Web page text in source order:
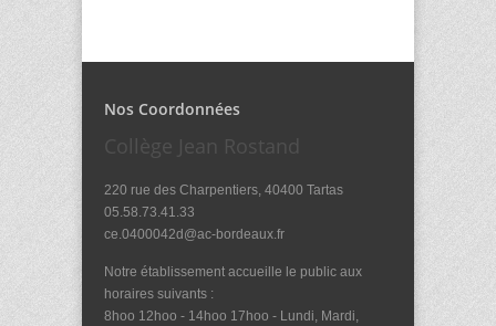
Nos Coordonnées
Collège Jean Rostand
220 rue des Charpentiers, 40400 Tartas
05.58.73.41.33
ce.0400042d@ac-bordeaux.fr
Notre établissement accueille le public aux
horaires suivants :
8hoo 12hoo - 14hoo 17hoo - Lundi, Mardi,